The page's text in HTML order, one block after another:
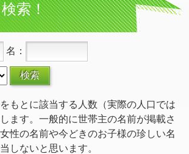
索！
名：
もとに該当する人数（実際の人口では
ます。一般的に世帯主の名前が掲載さ
性の名前や今どきのお子様の珍しい名
しないと思います。